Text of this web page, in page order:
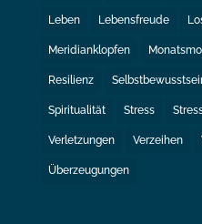
Leben Lebensfreude
Meridianklopfen
Resilienz
Spiritualität Stress
Verletzungen Verzeihen
Überzeugungen